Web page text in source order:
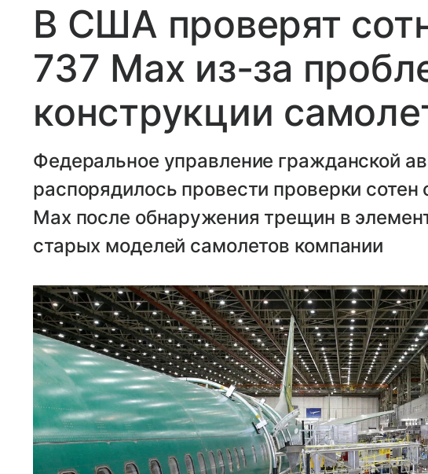
В США проверят
737 Max из-за
конструкции
Федеральное управление гражданской
распорядилось провести проверки сотен
Max после обнаружения трещин в
старых моделей самолетов компании